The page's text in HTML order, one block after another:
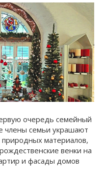
очередь семейный
члены семьи украшают
материалов,
венки на
и фасады домов